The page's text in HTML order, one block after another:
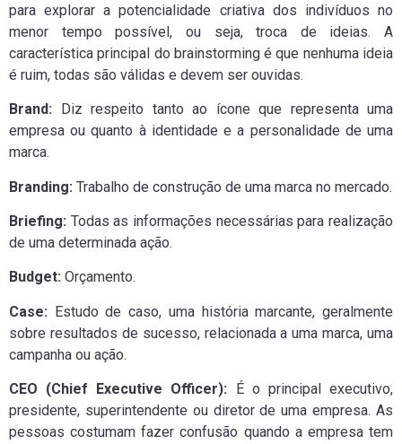
para explorar a potencialidade criativa dos indivíduos no
menor tempo possível, ou seja, troca de ideias. A
característica principal do brainstorming é que nenhuma ideia
é ruim, todas são válidas e devem ser ouvidas.
Brand: Diz respeito tanto ao ícone que representa uma
empresa ou quanto à identidade e a personalidade de uma
marca.
Branding: Trabalho de construção de uma marca no mercado.
Briefing: Todas as informações necessárias para realização
de uma determinada ação.
Budget: Orçamento.
Case: Estudo de caso, uma história marcante, geralmente
sobre resultados de sucesso, relacionada a uma marca, uma
campanha ou ação.
CEO (Chief Executive Officer): É o principal executivo,
presidente, superintendente ou diretor de uma empresa. As
pessoas costumam fazer confusão quando a empresa tem